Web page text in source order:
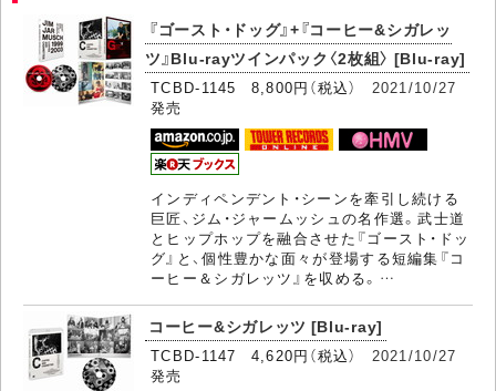
『ゴースト・ドッグ』+『コーヒー&シガレッ
ツ』Blu-rayツインパック〈2枚組〉 [Blu-ray]
TCBD-1145 8,800円（税込） 2021/10/27
発売
インディペンデント・シーンを牽引し続ける
巨匠、ジム・ジャームッシュの名作選。武士道
とヒップホップを融合させた『ゴースト・ドッ
グ』と、個性豊かな面々が登場する短編集『コ
ーヒー＆シガレッツ』を収める。…
コーヒー&シガレッツ [Blu-ray]
TCBD-1147 4,620円（税込） 2021/10/27
発売